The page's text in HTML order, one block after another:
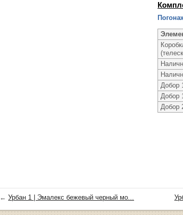
Добор
Добор
Добор
← Урбан 1 | Эмалекс бежевый черный мо...